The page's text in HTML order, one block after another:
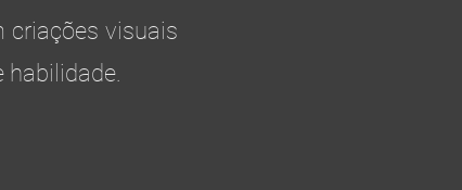
criações visuais
habilidade.